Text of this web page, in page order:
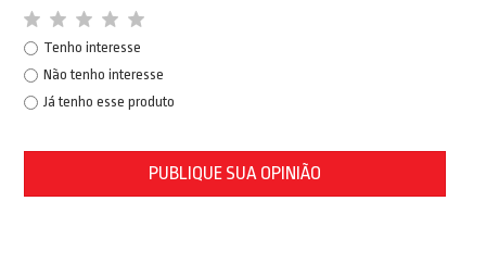
Tenho interesse
Não tenho interesse
Já tenho esse produto
PUBLIQUE SUA OPINIÃO